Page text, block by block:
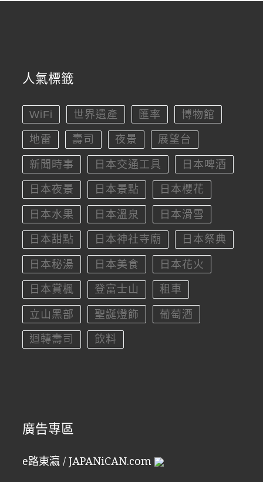
人氣標籤
WiFi 世界遺產 匯率 博物館
地雷 壽司 夜景 展望台
新聞時事 日本交通工具 日本啤酒
日本夜景 日本景點 日本櫻花
日本水果 日本溫泉 日本滑雪
日本甜點 日本神社寺廟 日本祭典
日本秘湯 日本美食 日本花火
日本賞楓 登富士山 租車
立山黑部 聖誕燈飾 葡萄酒
迴轉壽司 飲料
廣告專區
e路東瀛 / JAPANiCAN.com